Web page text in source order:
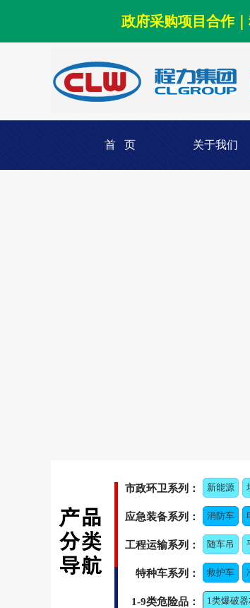
政府采购项目合作
首 页 关于我们
市政环卫系列： 新能源
应急装备系列： 消防车
工程运输系列： 随车吊
特种车系列： 救护车
1-9类危险品： 1类爆破